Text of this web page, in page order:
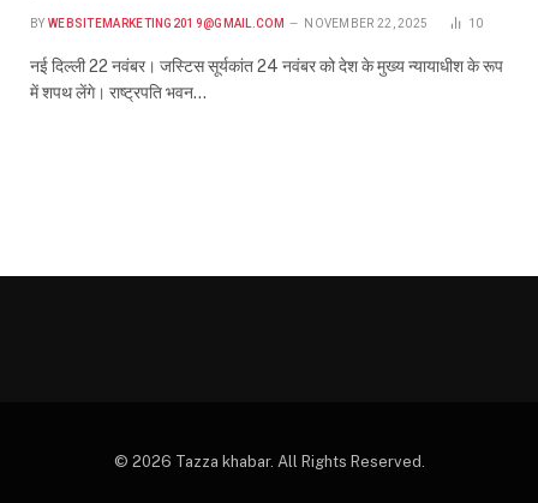
BY WEBSITEMARKETING2019@GMAIL.COM NOVEMBER 22, 2025 10
नई दिल्ली 22 नवंबर। जस्टिस सूर्यकांत 24 नवंबर को देश के मुख्य न्यायाधीश के रूप
में शपथ लेंगे। राष्ट्रपति भवन…
© 2026 Tazza khabar. All Rights Reserved.